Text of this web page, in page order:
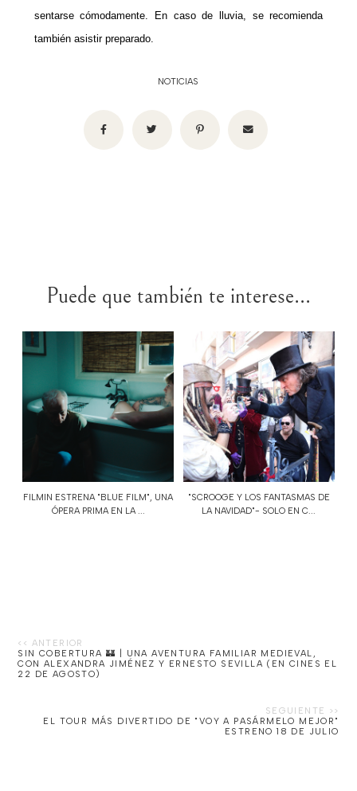
sentarse cómodamente. En caso de lluvia, se recomienda
también asistir preparado.
NOTICIAS
Puede que también te interese...
FILMIN ESTRENA "BLUE FILM", UNA
ÓPERA PRIMA EN LA ...
"SCROOGE Y LOS FANTASMAS DE
LA NAVIDAD"- SOLO EN C...
SIN COBERTURA 🏰 | UNA AVENTURA FAMILIAR MEDIEVAL,
CON ALEXANDRA JIMÉNEZ Y ERNESTO SEVILLA (EN CINES EL
22 DE AGOSTO)
EL TOUR MÁS DIVERTIDO DE "VOY A PASÁRMELO MEJOR"
ESTRENO 18 DE JULIO